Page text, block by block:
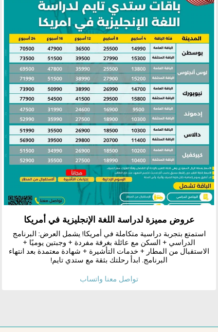
عروض مميزة لدراسة اللغة الإنجليزية في أمريكا
استمتع بتجربة دراسية متكاملة في أمريكا! يشمل العرض: البرنامج
الدراسي + السكن مع عائلة بغرفة مفردة + وجبتين يوميًا +
الاستقبال من المطار + خدمات التأشيرة + شهادة معتمدة بعد انتهاء
البرنامج. ابدأ رحلتك بثقة مع ستدي تايم!
تواصل معنا واتساب